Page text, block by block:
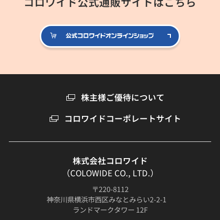
公式コロ
株主様ご優待について
コロワイドコーポレートサイト
株式会社コロワイド
（COLOWIDE CO., LTD.）
〒220-8112
神奈川県横浜市西区みなとみらい2-2-1
ランドマークタワー 12F